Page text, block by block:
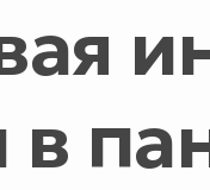
в